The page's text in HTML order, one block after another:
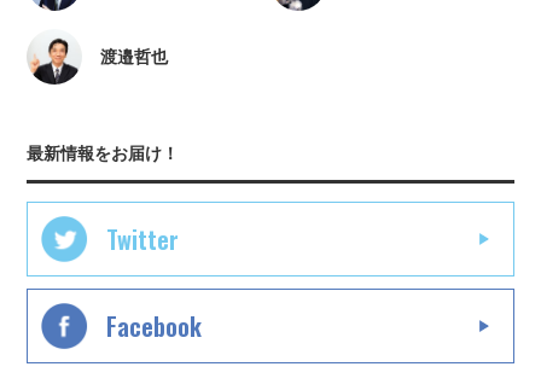
渡邉哲也
最新情報をお届け！
Twitter
Facebook